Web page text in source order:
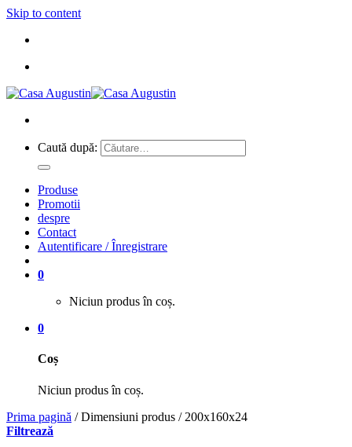
Skip to content
Caută după:
Produse
Promotii
despre
Contact
Autentificare / Înregistrare
0
Niciun produs în coș.
0
Coș
Niciun produs în coș.
Prima pagină /Dimensiuni produs /200x160x24
Filtrează